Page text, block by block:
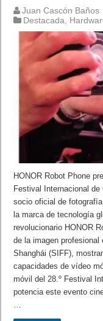
Juan Cascón Baños
Destacada
HONOR Robot Phone
Festival Internacional de
socio oficial de
la marca de tecnología
revolucionario HONOR
de la imagen profesional
Shanghái (SIFF),
capacidades de vídeo
móvil del 28.º Festival
potencia este evento